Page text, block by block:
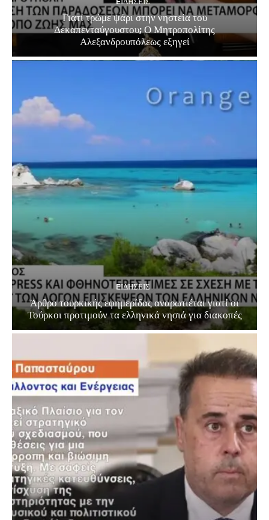
Γιατί τρώμε ψάρι στην νηστεία του
Δεκαπενταύγουστου; Ο Μητροπολίτης
Αλεξανδρουπόλεως εξηγεί
EΙΔΗΣΕΙΣ
Άρθρο τουρκικής εφημερίδας αναρωτιέται γιατί οι
Τούρκοι προτιμούν τα ελληνικά νησιά για διακοπές